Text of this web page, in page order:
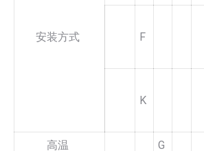
安装方式 F
K
高温
G